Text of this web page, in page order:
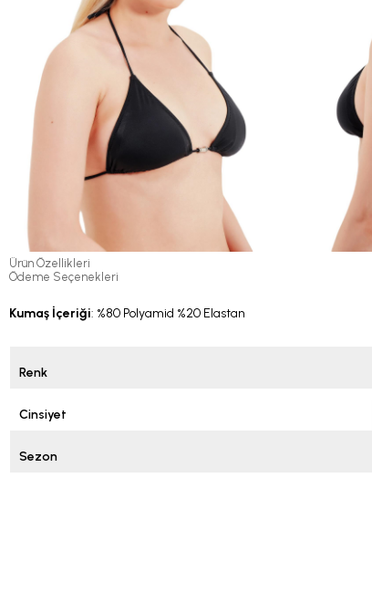
Ürün Özellikleri
Ödeme Seçenekleri
Kumaş İçeriği: %80 Polyamid %20 Elastan
Renk
Cinsiyet
Sezon